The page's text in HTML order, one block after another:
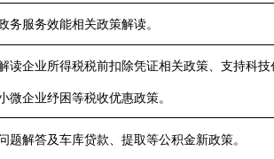
务服务效能相关政策解读。
读企业所得税税前扣除凭证相关政策、支持科
微企业纾困等税收优惠政策。
题解答及车库贷款、提取等公积金新政策。